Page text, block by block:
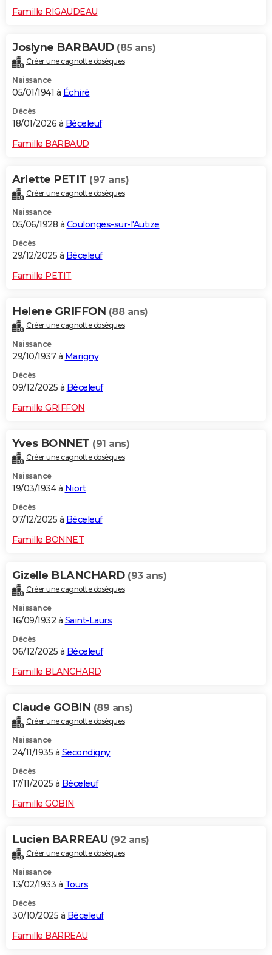
Famille RIGAUDEAU
Joslyne BARBAUD (85 ans)
Créer une cagnotte obsèques
Naissance
05/01/1941 à Échiré
Décès
18/01/2026 à Béceleuf
Famille BARBAUD
Arlette PETIT (97 ans)
Créer une cagnotte obsèques
Naissance
05/06/1928 à Coulonges-sur-l'Autize
Décès
29/12/2025 à Béceleuf
Famille PETIT
Helene GRIFFON (88 ans)
Créer une cagnotte obsèques
Naissance
29/10/1937 à Marigny
Décès
09/12/2025 à Béceleuf
Famille GRIFFON
Yves BONNET (91 ans)
Créer une cagnotte obsèques
Naissance
19/03/1934 à Niort
Décès
07/12/2025 à Béceleuf
Famille BONNET
Gizelle BLANCHARD (93 ans)
Créer une cagnotte obsèques
Naissance
16/09/1932 à Saint-Laurs
Décès
06/12/2025 à Béceleuf
Famille BLANCHARD
Claude GOBIN (89 ans)
Créer une cagnotte obsèques
Naissance
24/11/1935 à Secondigny
Décès
17/11/2025 à Béceleuf
Famille GOBIN
Lucien BARREAU (92 ans)
Créer une cagnotte obsèques
Naissance
13/02/1933 à Tours
Décès
30/10/2025 à Béceleuf
Famille BARREAU